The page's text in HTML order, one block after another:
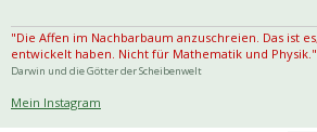
"Die Affen im Nachbarbaum anzuschreien. Das ist
entwickelt haben. Nicht für Mathematik und Physik."
Darwin und die Götter der Scheibenwelt
Mein Instagram